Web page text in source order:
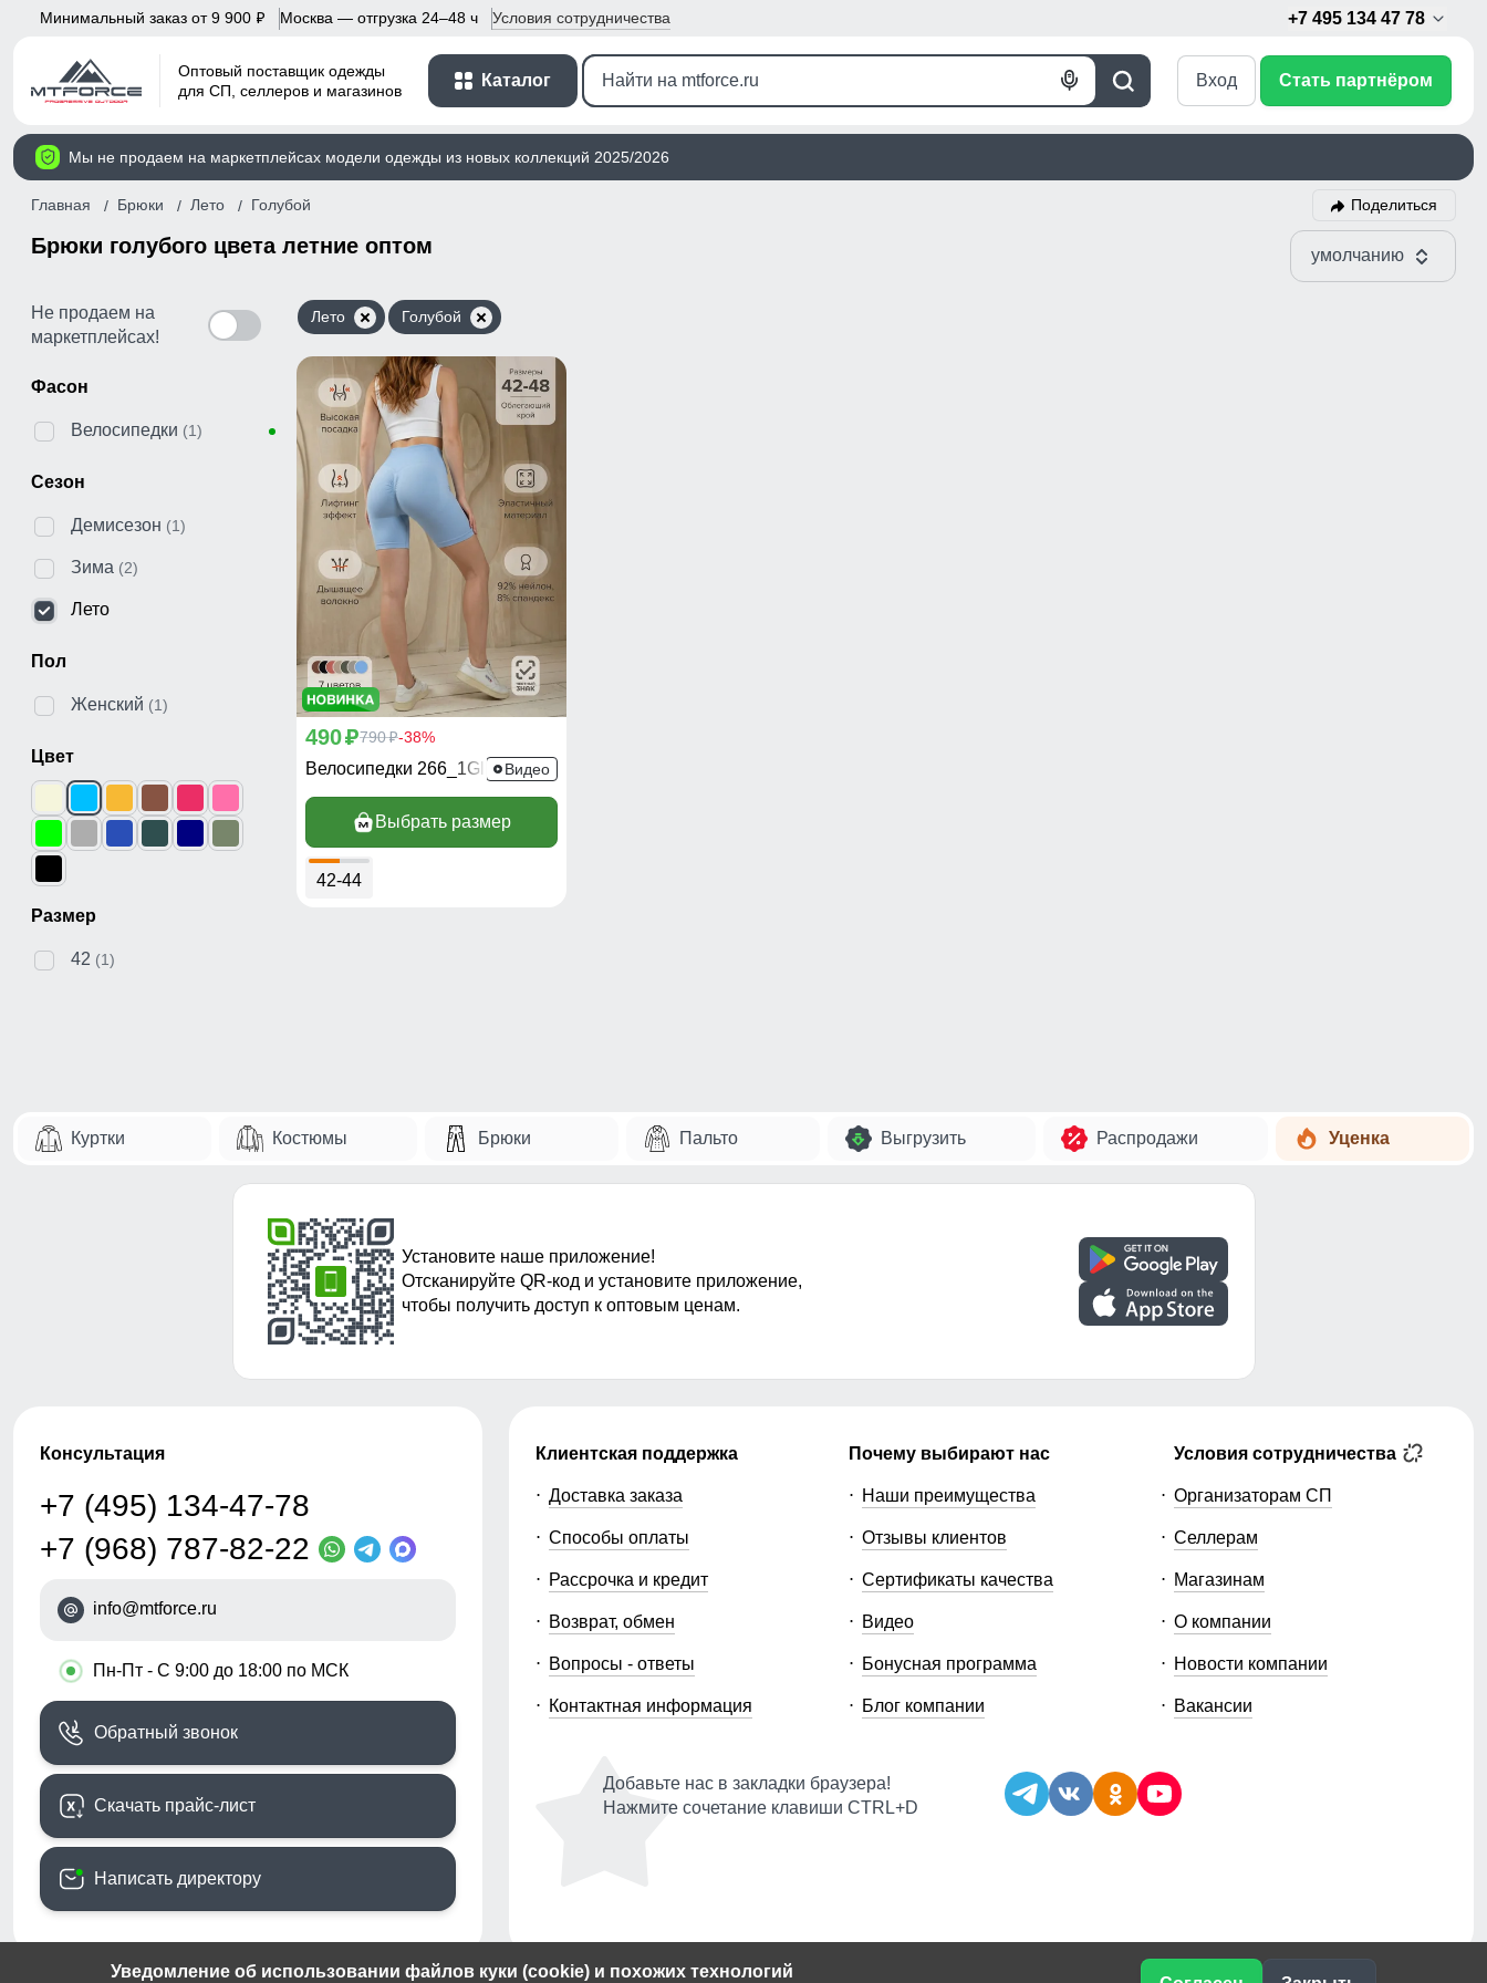
Уведомление об использовании файлов куки (cookie) и похожих технологий
Минимальный заказ от 9 900 p Москва — отгрузка 24–48 ч Условия сотрудничества +7 495 134 47 78
Оптовый поставщик одежды
для СП, селлеров и магазинов
Каталог
Поиск
Голосовой
Вход Стать партнёром
Мы не продаем на маркетплейсах модели одежды из новых коллекций 2025/2026
Главная Брюки Лето Голубой Поделиться
Брюки голубого цвета летние оптом умолчанию
Не продаем на
маркетплейсах!
Фасон
Велосипедки (1)
Сезон
Демисезон (1)
Зима (2)
Лето
Пол
Женский (1)
Цвет
Размер
42 (1)
Лето Голубой
490p790p-38%
Велосипедки 266_1Gl Видео
Выбрать размер
42-44
Куртки Костюмы Брюки Пальто Выгрузить Распродажи Уценка
Установите наше приложение!
Отсканируйте QR-код и установите приложение,
чтобы получить доступ к оптовым ценам.
Консультация
+7 (495) 134-47-78
+7 (968) 787-82-22
info@mtforce.ru
• Пн-Пт - С 9:00 до 18:00 по МСК
Обратный звонок
Скачать прайс-лист
Написать директору
Клиентская поддержка
Доставка заказа
Способы оплаты
Рассрочка и кредит
Возврат, обмен
Вопросы - ответы
Контактная информация
Почему выбирают нас
Наши преимущества
Отзывы клиентов
Сертификаты качества
Видео
Бонусная программа
Блог компании
Условия сотрудничества
Организаторам СП
Селлерам
Магазинам
О компании
Новости компании
Вакансии
Добавьте нас в закладки браузера!
Нажмите сочетание клавиши CTRL+D